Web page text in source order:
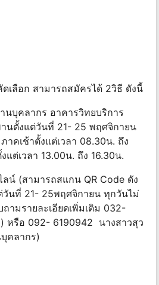
เลือก สามารถสมัครได้ 2วิธี ดังนี้
นบุคลากร อาคารวิทยบริการ
นตั้งแต่วันที่ 21- 25 พฤศจิกายน
คเช้าตั้งแต่เวลา 08.30น. ถึง
แต่เวลา 13.00น. ถึง 16.30น.
น์ (สามารถสแกน QR Code ดัง
นที่ 21- 25พฤศจิกายน ทุกวันไม่
ามรายละเอียดเพิ่มเติม 032-
หรือ 092- 6190942 นางสาวสุว
คลากร)